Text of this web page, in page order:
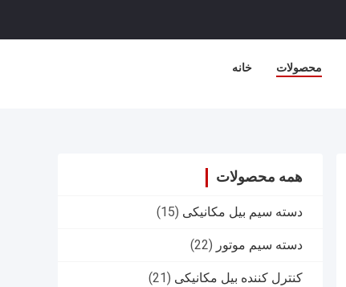
خانه محصولات
همه محصولات
دسته سیم بیل مکانیکی (15)
دسته سیم موتور (22)
کنترل کننده بیل مکانیکی (21)